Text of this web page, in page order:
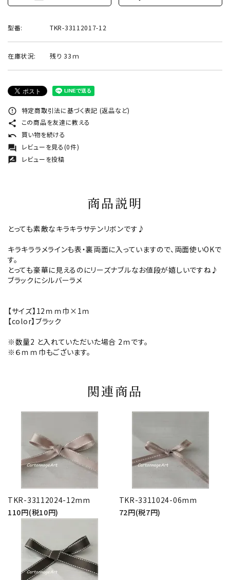
型番: TKR-33112017-12
在庫状況: 残り 33ｍ
error_outline 特定商取引法に基づく表記 (返品など)
share この商品を友達に教える
undo 買い物を続ける
forum レビューを見る(0件)
rate_review レビューを投稿
商品説明
とっても素敵なキラキラサテンリボンです♪
キラキララメラインも表・裏両面に入っていますので、両面使いOKで
す。
とっても豪華に見えるのにリーズナブルなお値段が嬉しいですね♪
ブラックにシルバーラメ
【サイズ】12ｍｍ巾×1ｍ
【color】ブラック
※数量2 と入れていただいた場合 2ｍです。
※６ｍｍ巾もございます。
関連商品
TKR-33112024-12mm
110円(税10円)
TKR-3311024-06mm
72円(税7円)